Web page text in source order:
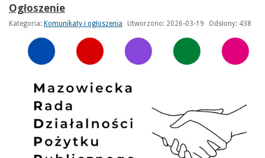
Ogłoszenie
Kategoria: Komunikaty i ogłoszenia Utworzono: 2026-03-19 Odsłony: 438